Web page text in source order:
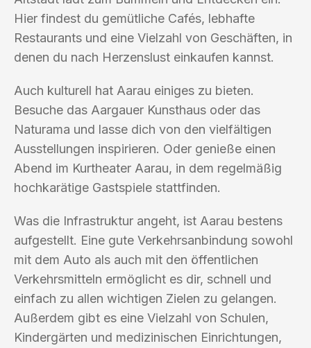
Hier findest du gemütliche Cafés, lebhafte
Restaurants und eine Vielzahl von Geschäften, in
denen du nach Herzenslust einkaufen kannst.
Auch kulturell hat Aarau einiges zu bieten.
Besuche das Aargauer Kunsthaus oder das
Naturama und lasse dich von den vielfältigen
Ausstellungen inspirieren. Oder genieße einen
Abend im Kurtheater Aarau, in dem regelmäßig
hochkarätige Gastspiele stattfinden.
Was die Infrastruktur angeht, ist Aarau bestens
aufgestellt. Eine gute Verkehrsanbindung sowohl
mit dem Auto als auch mit den öffentlichen
Verkehrsmitteln ermöglicht es dir, schnell und
einfach zu allen wichtigen Zielen zu gelangen.
Außerdem gibt es eine Vielzahl von Schulen,
Kindergärten und medizinischen Einrichtungen,